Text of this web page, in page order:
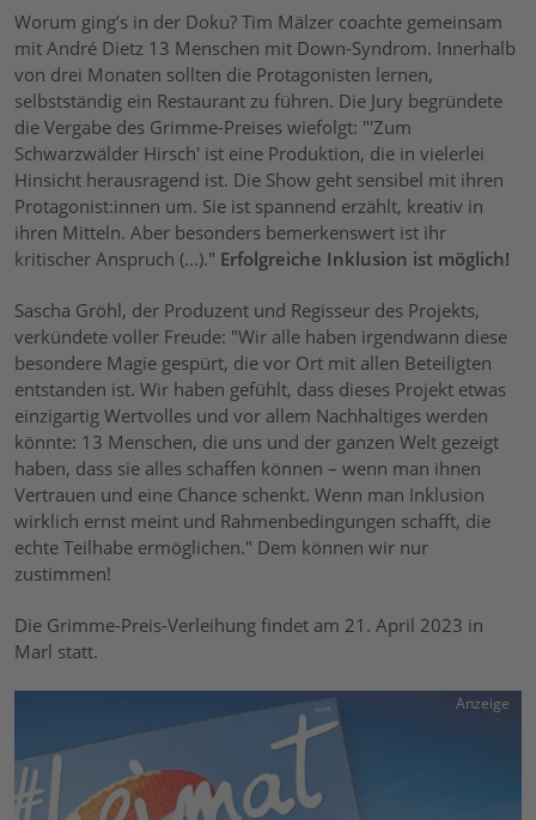
Worum ging’s in der Doku? Tim Mälzer coachte gemeinsam
mit André Dietz 13 Menschen mit Down-Syndrom. Innerhalb
von drei Monaten sollten die Protagonisten lernen,
selbstständig ein Restaurant zu führen. Die Jury begründete
die Vergabe des Grimme-Preises wiefolgt: "'Zum
Schwarzwälder Hirsch' ist eine Produktion, die in vielerlei
Hinsicht herausragend ist. Die Show geht sensibel mit ihren
Protagonist:innen um. Sie ist spannend erzählt, kreativ in
ihren Mitteln. Aber besonders bemerkenswert ist ihr
kritischer Anspruch (...)." Erfolgreiche Inklusion ist möglich!
Sascha Gröhl, der Produzent und Regisseur des Projekts,
verkündete voller Freude: "Wir alle haben irgendwann diese
besondere Magie gespürt, die vor Ort mit allen Beteiligten
entstanden ist. Wir haben gefühlt, dass dieses Projekt etwas
einzigartig Wertvolles und vor allem Nachhaltiges werden
könnte: 13 Menschen, die uns und der ganzen Welt gezeigt
haben, dass sie alles schaffen können – wenn man ihnen
Vertrauen und eine Chance schenkt. Wenn man Inklusion
wirklich ernst meint und Rahmenbedingungen schafft, die
echte Teilhabe ermöglichen." Dem können wir nur
zustimmen!
Die Grimme-Preis-Verleihung findet am 21. April 2023 in
Marl statt.
Anzeige